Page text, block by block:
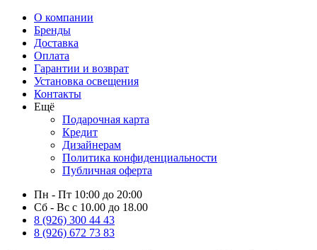
О компании
Бренды
Доставка
Оплата
Гарантии и возврат
Установка освещения
Контакты
Ещё
Подарочная карта
Кредит
Дизайнерам
Политика конфиденциальности
Публичная оферта
Пн - Пт 10:00 до 20:00
Сб - Вс с 10.00 до 18.00
8 (926) 300 44 43
8 (926) 672 73 83